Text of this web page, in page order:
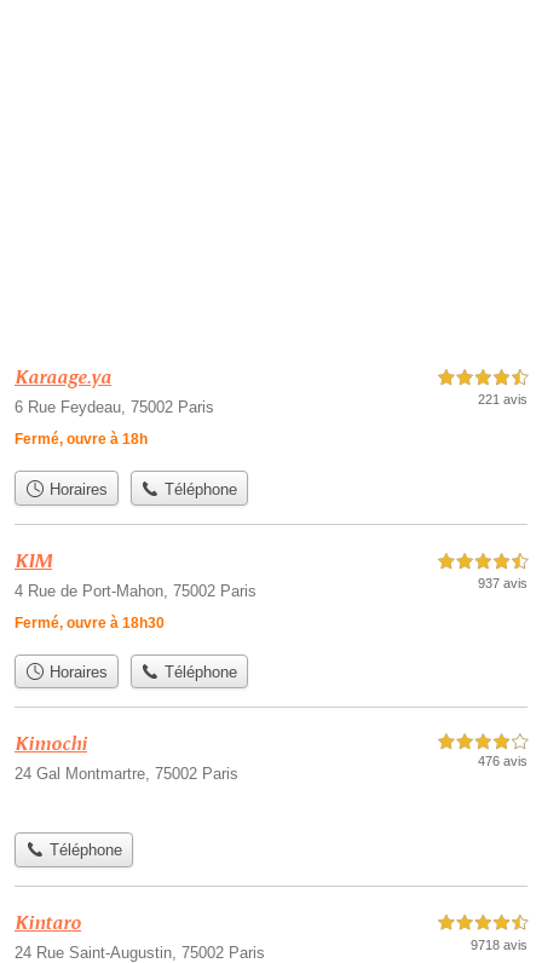
Karaage.ya
6 Rue Feydeau, 75002 Paris
Fermé, ouvre à 18h
4,5 étoiles sur 5
221 avis
Horaires Téléphone
KIM
4 Rue de Port-Mahon, 75002 Paris
Fermé, ouvre à 18h30
4,5 étoiles sur 5
937 avis
Horaires Téléphone
Kimochi
24 Gal Montmartre, 75002 Paris
4,0 étoiles sur 5
476 avis
Téléphone
Kintaro
24 Rue Saint-Augustin, 75002 Paris
4,5 étoiles sur 5
9718 avis